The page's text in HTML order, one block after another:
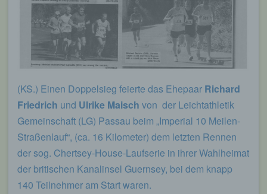
(KS.) Einen Doppelsieg feierte das Ehepaar Richard
Friedrich und Ulrike Maisch von der Leichtathletik
Gemeinschaft (LG) Passau beim „Imperial 10 Meilen-
Straßenlauf“, (ca. 16 Kilometer) dem letzten Rennen
der sog. Chertsey-House-Laufserie in ihrer Wahlheimat
der britischen Kanalinsel Guernsey, bei dem knapp
140 Teilnehmer am Start waren.
genutzten Internetbrowsers verhindern und damit
der Setzung von Cookies dauerhaft
widersprechen. Ferner können bereits gesetzte
Cookies jederzeit über einen Internetbrowser oder
andere Softwareprogramme gelöscht werden. Dies
ist in allen gängigen Internetbrowsern möglich.
Cookies in dem genutzten Internetbrowser, sind
unter Umständen nicht alle Funktionen unserer
Erfassung von allgemeinen Daten und
Informationen
Die Internetseite erfasst mit jedem Aufruf der
Internetseite durch eine betroffene Person oder ein